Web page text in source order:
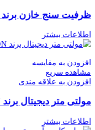
ظرفیت سنج خازن برند LUTRON مدل DM-9023
اطلاعات بیشتر
افزودن به مقایسه
مشاهده سریع
افزودن به علاقه مندی
مولتی متر دیجیتال برند LUTRON مدل DM-9960
اطلاعات بیشتر